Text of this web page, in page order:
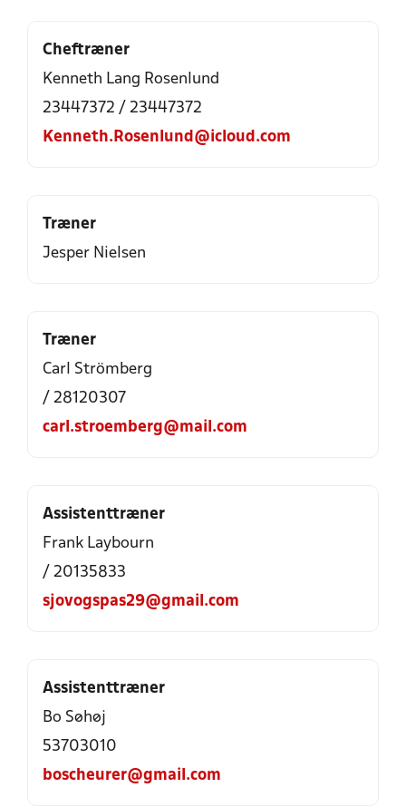
Cheftræner
Kenneth Lang Rosenlund
23447372 / 23447372
Kenneth.Rosenlund@icloud.com
Træner
Jesper Nielsen
Træner
Carl Strömberg
/ 28120307
carl.stroemberg@mail.com
Assistenttræner
Frank Laybourn
/ 20135833
sjovogspas29@gmail.com
Assistenttræner
Bo Søhøj
53703010
boscheurer@gmail.com